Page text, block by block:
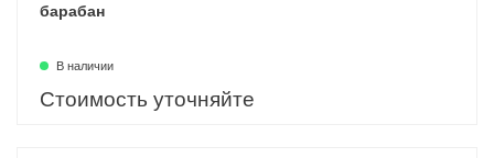
барабан
В наличии
Стоимость уточняйте